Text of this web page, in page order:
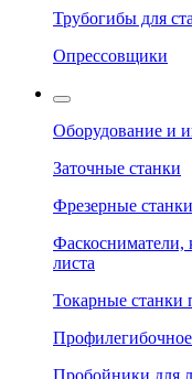
Трубогибы для
Опрессовщики
Оборудование и
Заточные станки
Фрезерные
Фаскосниматели,
листа
Токарные станки
Пробойники для